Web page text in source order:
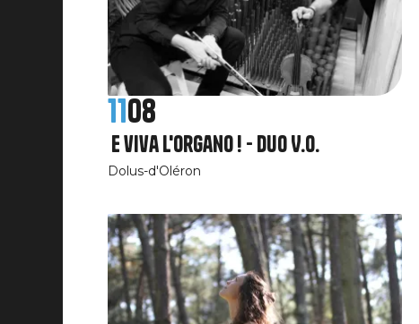
1108
E viva l'organo ! - Duo V.O.
Dolus-d'Oléron